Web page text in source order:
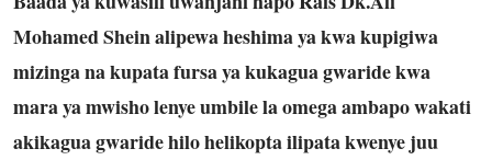
Mohamed Shein alipewa heshima ya kwa kupigiwa
mizinga na kupata fursa ya kukagua gwaride kwa
mara ya mwisho lenye umbile la omega ambapo wakati
akikagua gwaride hilo helikopta ilipata kwenye juu